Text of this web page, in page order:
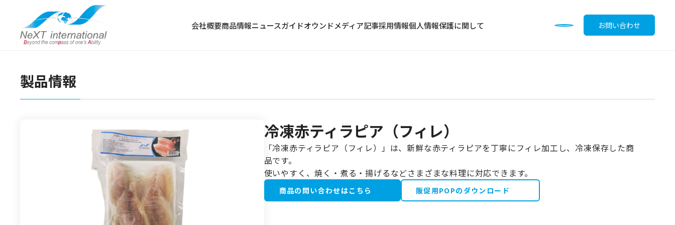
お問い合わせ
会社概要商品情報ニュースガイドオウンドメディア記事採用情報個人情報保護に関して
冷凍野菜・果物
冷蔵食品
水産加工品
野菜・果物類
調味料
製品情報
冷凍赤ティラピア（フィレ）
「冷凍赤ティラピア（フィレ）」は、新鮮な赤ティラピアを丁寧にフィレ加工し、冷凍保存した商
品です。
使いやすく、焼く・煮る・揚げるなどさまざまな料理に対応できます。
商品の問い合わせはこちら 販促用POPのダウンロード